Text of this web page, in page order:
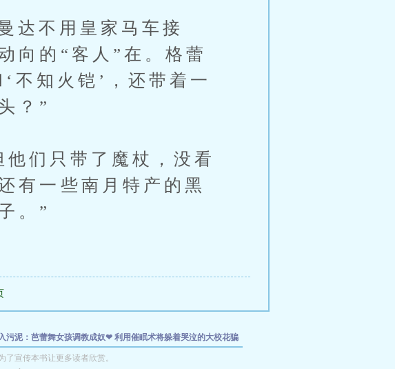
不用皇家马车接
向的“客人”在。格蕾
不知火铠’，还带着一
？”
只带了魔杖，没看
有一些南月特产的黑
。”
污泥：芭蕾舞女孩调教成奴❤ 利用催眠术将躲着哭泣的大校花骗
：芭蕾舞女孩调教成奴❤利用催眠术将躲着哭泣的大校花骗成女友
宣传本书让更多读者欣赏。